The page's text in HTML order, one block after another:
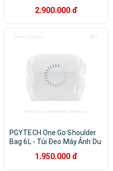
2.900.000 đ
PGYTECH One Go Shoulder
Bag 6L - Túi Đeo Máy Ảnh Du
1.950.000 đ